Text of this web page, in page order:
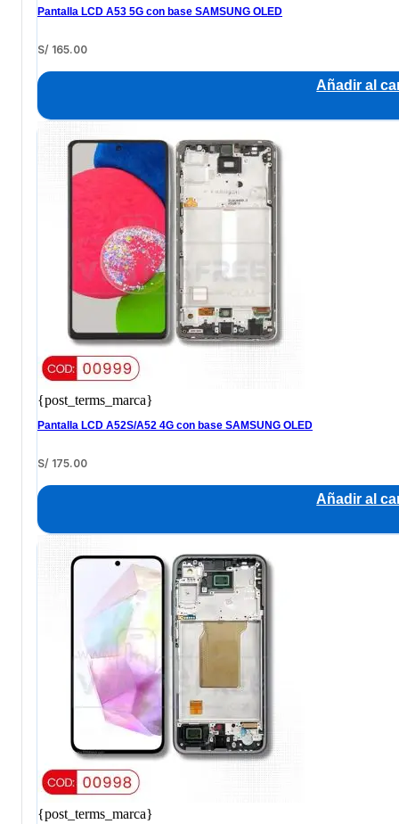
Pantalla LCD A53 5G con base SAMSUNG OLED
S/ 165.00
Añadir al
{post_terms_marca}
Pantalla LCD A52S/A52 4G con base SAMSUNG OLED
S/ 175.00
Añadir al
{post_terms_marca}